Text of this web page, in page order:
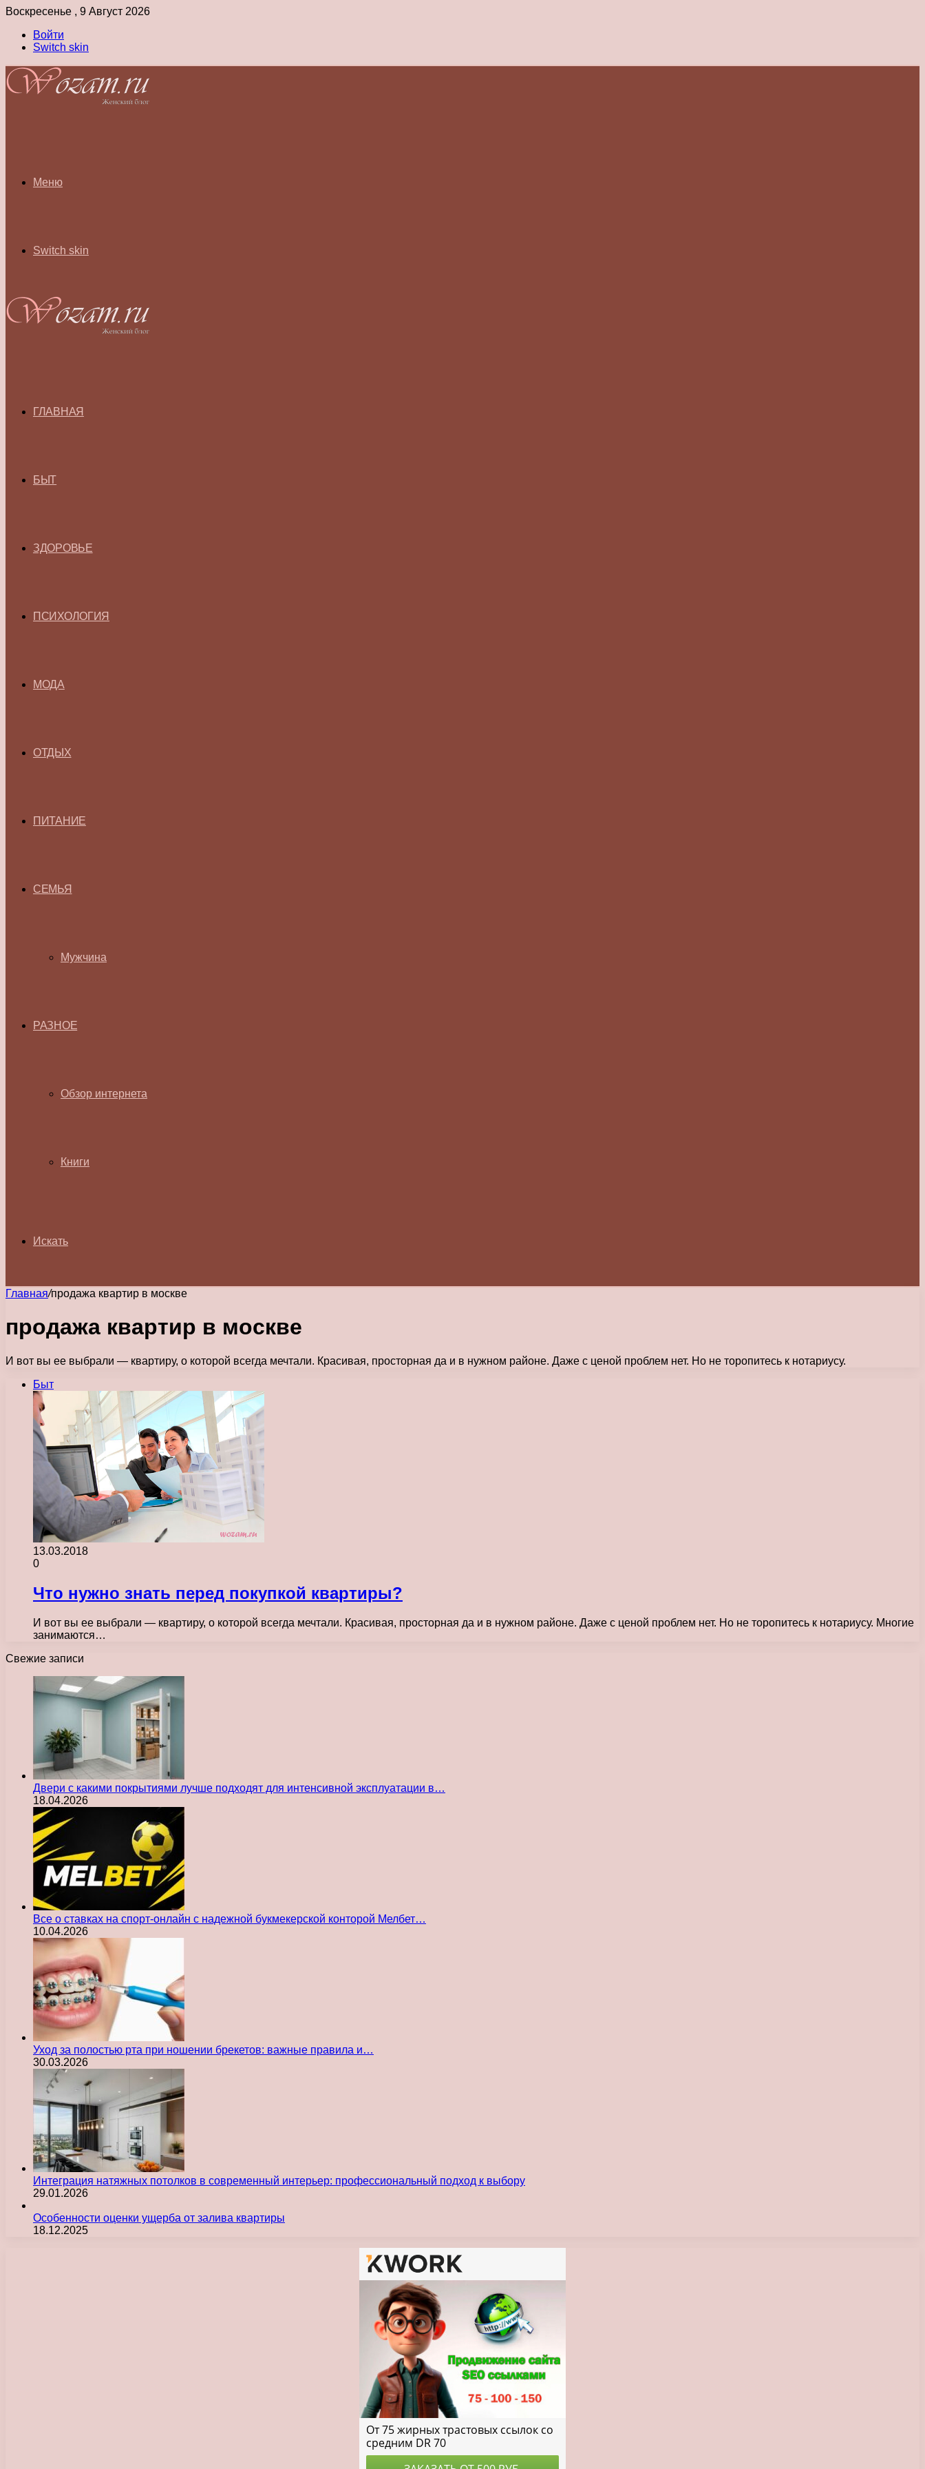
Воскресенье , 9 Август 2026
Войти
Switch skin
Меню
Switch skin
ГЛАВНАЯ
БЫТ
ЗДОРОВЬЕ
ПСИХОЛОГИЯ
МОДА
ОТДЫХ
ПИТАНИЕ
СЕМЬЯ
Мужчина
РАЗНОЕ
Обзор интернета
Книги
Искать
Главная/продажа квартир в москве
продажа квартир в москве
И вот вы ее выбрали — квартиру, о которой всегда мечтали. Красивая, просторная да и в нужном районе. Даже с ценой проблем нет. Но не торопитесь к нотариусу.
Быт
13.03.2018
0
Что нужно знать перед покупкой квартиры?
И вот вы ее выбрали — квартиру, о которой всегда мечтали. Красивая, просторная да и в нужном районе. Даже с ценой проблем нет. Но не торопитесь к нотариусу. Многие
занимаются…
Свежие записи
Двери с какими покрытиями лучше подходят для интенсивной эксплуатации в…
18.04.2026
Все о ставках на спорт-онлайн с надежной букмекерской конторой Мелбет…
10.04.2026
Уход за полостью рта при ношении брекетов: важные правила и…
30.03.2026
Интеграция натяжных потолков в современный интерьер: профессиональный подход к выбору
29.01.2026
Особенности оценки ущерба от залива квартиры
18.12.2025